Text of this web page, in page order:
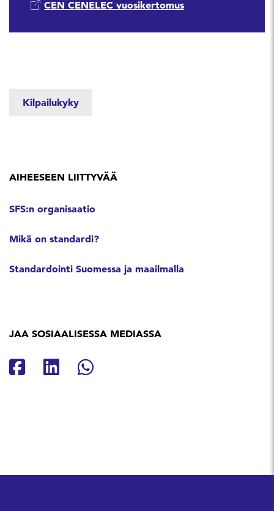
CEN CENELEC vuosikertomus
Kilpailukyky
AIHEESEEN LIITTYVÄÄ
SFS:n organisaatio
Mikä on standardi?
Standardointi Suomessa ja maailmalla
JAA SOSIAALISESSA MEDIASSA
Jaa Facebookissa
Jaa Linkedinissä
Jaa Whatsappissa